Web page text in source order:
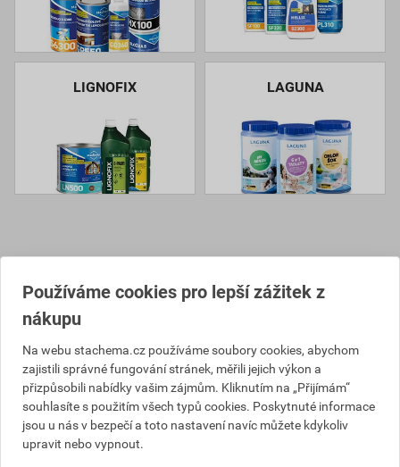
LIGNOFIX LAGUNA
VYBRALI JSME PRO VÁS
Používáme cookies pro lepší zážitek z
nákupu
Na webu stachema.cz používáme soubory cookies, abychom
zajistili správné fungování stránek, měřili jejich výkon a
přizpůsobili nabídky vašim zájmům. Kliknutím na „Přijímám“
souhlasíte s použitím všech typů cookies. Poskytnuté informace
jsou u nás v bezpečí a toto nastavení navíc můžete kdykoliv
upravit nebo vypnout.